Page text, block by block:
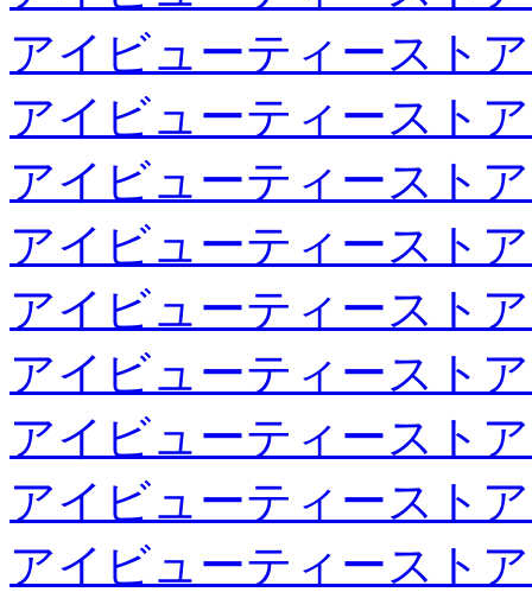
アイビューティースト
アイビューティースト
アイビューティースト
アイビューティースト
アイビューティースト
アイビューティースト
アイビューティースト
アイビューティースト
アイビューティースト